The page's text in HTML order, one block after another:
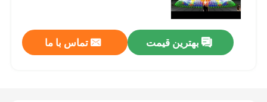
محصولات
دربارهی ما
بهترین قیمت تماس با ما
جت آب باغ